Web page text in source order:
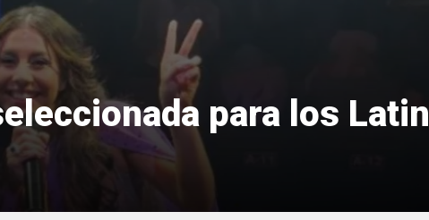
para los Latin